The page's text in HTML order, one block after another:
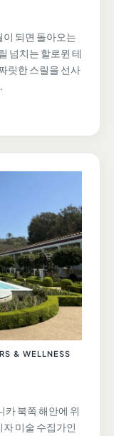
되면 돌아오는
넘치는 할로윈 테
릿한 스릴을 선사
& WELLNESS
북쪽 해안에 위
미술 수집가인